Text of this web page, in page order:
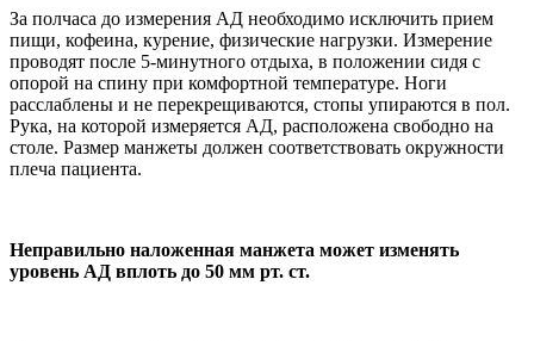
За полчаса до измерения АД необходимо исключить прием
пищи, кофеина, курение, физические нагрузки. Измерение
проводят после 5-минутного отдыха, в положении сидя с
опорой на спину при комфортной температуре. Ноги
расслаблены и не перекрещиваются, стопы упираются в пол.
Рука, на которой измеряется АД, расположена свободно на
столе. Размер манжеты должен соответствовать окружности
плеча пациента.
Неправильно наложенная манжета может изменять
уровень АД вплоть до 50 мм рт. ст.